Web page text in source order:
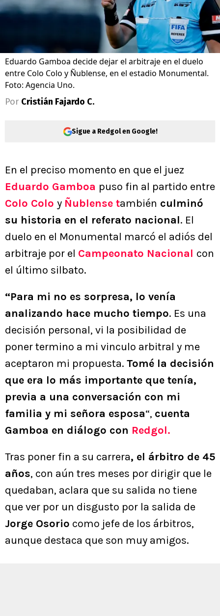
Eduardo Gamboa decide dejar el arbitraje en el duelo
entre Colo Colo y Ñublense, en el estadio Monumental.
Foto: Agencia Uno.
Por Cristián Fajardo C.
Sigue a Redgol en Google!
En el preciso momento en que el juez
Eduardo Gamboa puso fin al partido entre
Colo Colo y Ñublense también culminó
su historia en el referato nacional. El
duelo en el Monumental marcó el adiós del
arbitraje por el Campeonato Nacional con
el último silbato.
“Para mi no es sorpresa, lo venía
analizando hace mucho tiempo. Es una
decisión personal, vi la posibilidad de
poner termino a mi vinculo arbitral y me
aceptaron mi propuesta. Tomé la decisión
que era lo más importante que tenía,
previa a una conversación con mi
familia y mi señora esposa“, cuenta
Gamboa en diálogo con Redgol.
Tras poner fin a su carrera, el árbitro de 45
años, con aún tres meses por dirigir que le
quedaban, aclara que su salida no tiene
que ver por un disgusto por la salida de
Jorge Osorio como jefe de los árbitros,
aunque destaca que son muy amigos.